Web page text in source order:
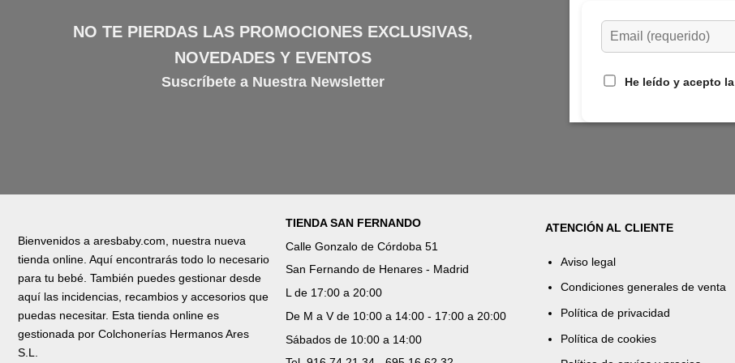
NO TE PIERDAS LAS PROMOCIONES EXCLUSIVAS,
NOVEDADES Y EVENTOS
Suscríbete a Nuestra Newsletter He leído y acepto la
Bienvenidos a aresbaby.com, nuestra nueva
tienda online. Aquí encontrarás todo lo necesario
para tu bebé. También puedes gestionar desde
aquí las incidencias, recambios y accesorios que
puedas necesitar. Esta tienda online es
gestionada por Colchonerías Hermanos Ares
S.L.
TIENDA SAN FERNANDO
Calle Gonzalo de Córdoba 51
San Fernando de Henares - Madrid
L de 17:00 a 20:00
De M a V de 10:00 a 14:00 - 17:00 a 20:00
Sábados de 10:00 a 14:00
ATENCIÓN AL CLIENTE
Aviso legal
Condiciones generales de venta
Política de privacidad
Política de cookies